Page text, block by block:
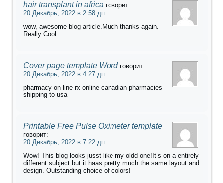
hair transplant in africa говорит:
20 Декабрь, 2022 в 2:58 дп
wow, awesome blog article.Much thanks again.
Really Cool.
Cover page template Word говорит:
20 Декабрь, 2022 в 4:27 дп
pharmacy on line rx online canadian pharmacies
shipping to usa
Printable Free Pulse Oximeter template
говорит:
20 Декабрь, 2022 в 7:22 дп
Wow! This blog looks jusst like my oldd one!It’s on a entirely
different subject but it haas pretty much the same layout and
design. Outstanding choice of colors!